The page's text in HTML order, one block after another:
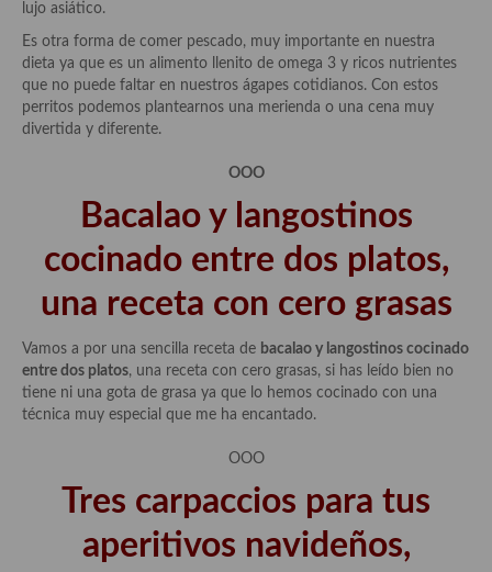
lujo asiático.
Es otra forma de comer pescado, muy importante en nuestra
dieta ya que es un alimento llenito de omega 3 y ricos nutrientes
que no puede faltar en nuestros ágapes cotidianos. Con estos
perritos podemos plantearnos una merienda o una cena muy
divertida y diferente.
OOO
Bacalao y langostinos
cocinado entre dos platos,
una receta con cero grasas
Vamos a por una sencilla receta de bacalao y langostinos cocinado
entre dos platos, una receta con cero grasas, si has leído bien no
tiene ni una gota de grasa ya que lo hemos cocinado con una
técnica muy especial que me ha encantado.
OOO
Tres carpaccios para tus
aperitivos navideños,